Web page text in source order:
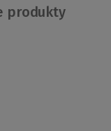
produkty